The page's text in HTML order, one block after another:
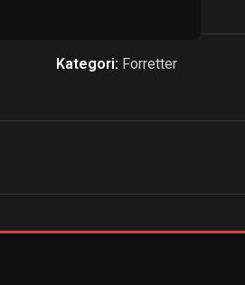
Kategori: Forretter